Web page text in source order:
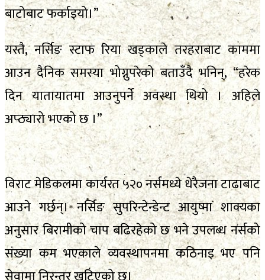
बाटोबाट फर्काइयो।”
यस्तै, नर्सिङ स्टाफ रिया खड्काले तरहराबाट काममा
आउन दैनिक समस्या भोग्नुपरेको बताउँदै भनिन्, “हरेक
दिन यातायातमा आउनुपर्ने अवस्था थियो । अहिले
अप्ठ्यारो भएको छ ।”
विराट मेडिकलमा कार्यरत ५२० नर्समध्ये धेरैजना टाढाबाट
आउने गर्छन्। नर्सिङ सुपरिन्टेन्डेन्ट आयुष्मा शाक्यका
अनुसार बिरामीको चाप बढिरहेको छ भने उपलब्ध नर्सको
संख्या कम भएकाले व्यवस्थापनमा कठिनाइ भए पनि